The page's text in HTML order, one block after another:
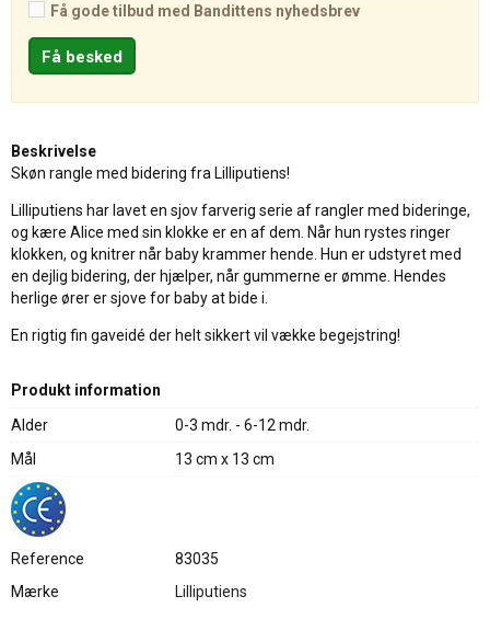
Få gode tilbud med Bandittens nyhedsbrev
Beskrivelse
Skøn rangle med bidering fra Lilliputiens!
Lilliputiens har lavet en sjov farverig serie af rangler med bideringe,
og kære Alice med sin klokke er en af dem. Når hun rystes ringer
klokken, og knitrer når baby krammer hende. Hun er udstyret med
en dejlig bidering, der hjælper, når gummerne er ømme. Hendes
herlige ører er sjove for baby at bide i.
En rigtig fin gaveidé der helt sikkert vil vække begejstring!
Produkt information
Alder
0-3 mdr. - 6-12 mdr.
Mål
13 cm x 13 cm
Reference
83035
Mærke
Lilliputiens